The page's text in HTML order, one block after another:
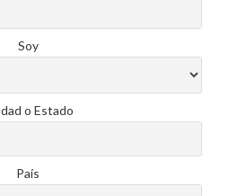
Soy
o Estado
País